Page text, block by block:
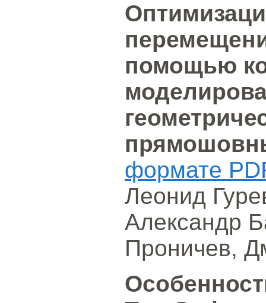
помощью
формате
Леонид
Александр
Проничев,